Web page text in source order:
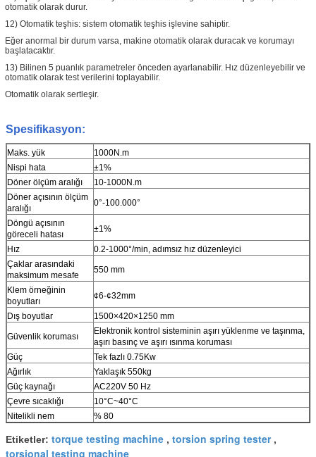
otomatik olarak durur.
12) Otomatik teşhis: sistem otomatik teşhis işlevine sahiptir.
Eğer anormal bir durum varsa, makine otomatik olarak duracak ve korumayı
başlatacaktır.
13) Bilinen 5 puanlık parametreler önceden ayarlanabilir. Hız düzenleyebilir ve
otomatik olarak test verilerini toplayabilir.
Otomatik olarak sertleşir.
Spesifikasyon:
Maks. yük
1000N.m
Nispi hata
±1%
Döner ölçüm aralığı
10-1000N.m
Döner açısının ölçüm
aralığı
0°-100.000°
Döngü açısının
göreceli hatası
±1%
Hız
0.2-1000°/min, adımsız hız düzenleyici
Çaklar arasındaki
maksimum mesafe
550 mm
Klem örneğinin
boyutları
¢6-¢32mm
Dış boyutlar 1500×420×1250 mm
Güvenlik koruması
Elektronik kontrol sisteminin aşırı yüklenme ve taşınma,
aşırı basınç ve aşırı ısınma koruması
Güç
Tek fazlı 0.75Kw
Ağırlık
Yaklaşık 550kg
Güç kaynağı
AC220V 50 Hz
Çevre sıcaklığı
10°C~40°C
Nitelikli nem
% 80
Etiketler: torque testing machine , torsion spring tester,
torsional testing machine